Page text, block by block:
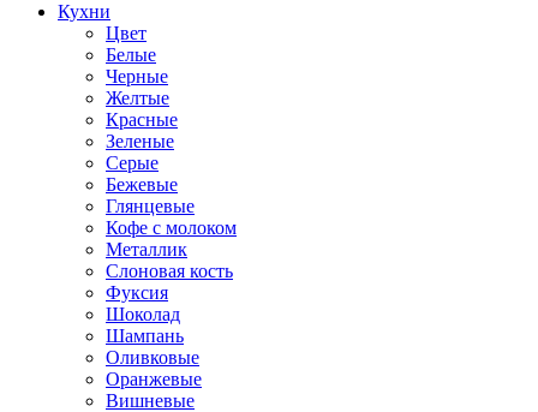
Кухни
Цвет
Белые
Черные
Желтые
Красные
Зеленые
Серые
Бежевые
Глянцевые
Кофе с молоком
Металлик
Слоновая кость
Фуксия
Шоколад
Шампань
Оливковые
Оранжевые
Вишневые